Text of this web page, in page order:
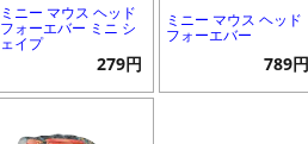
ミニー マウス ヘッド
フォーエバー ミニ シ
ェイプ
279円
ミニー マウス ヘッド
フォーエバー
789円